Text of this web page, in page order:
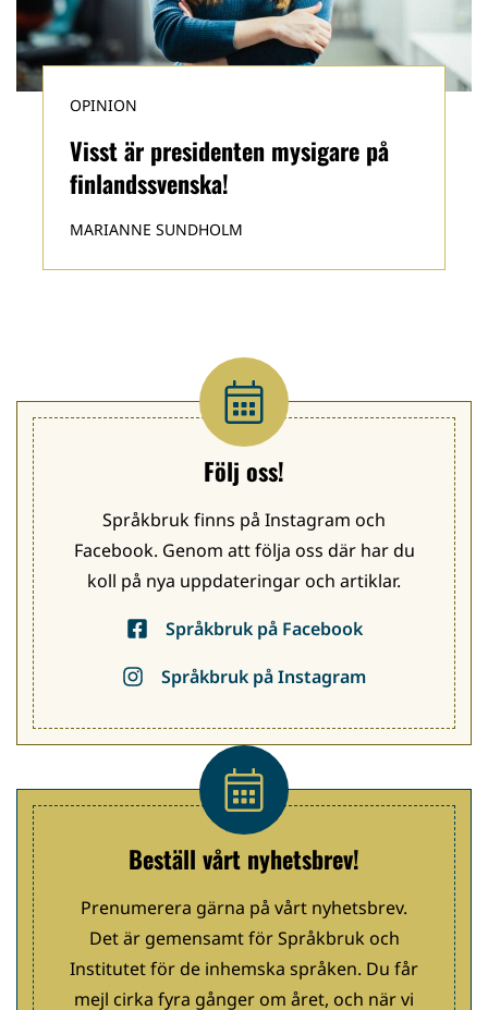
Visst är presidenten mysigare på
finlandssvenska!
OPINION
MARIANNE SUNDHOLM
Följ oss!
Språkbruk finns på Instagram och
Facebook. Genom att följa oss där har du
koll på nya uppdateringar och artiklar.
Språkbruk på Facebook
Språkbruk på Instagram
Beställ vårt nyhetsbrev!
Prenumerera gärna på vårt nyhetsbrev.
Det är gemensamt för Språkbruk och
Institutet för de inhemska språken. Du får
mejl cirka fyra gånger om året, och när vi